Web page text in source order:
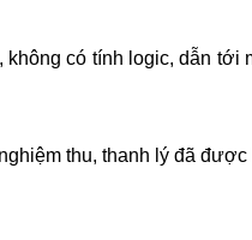
có tính logic, dẫn tới
thu, thanh lý đã